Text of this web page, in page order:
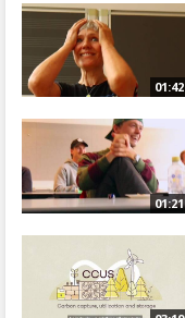
01:42
01:21